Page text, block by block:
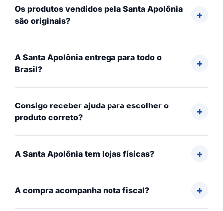
Os produtos vendidos pela Santa Apolônia
são originais?
A Santa Apolônia entrega para todo o
Brasil?
Consigo receber ajuda para escolher o
produto correto?
A Santa Apolônia tem lojas físicas?
A compra acompanha nota fiscal?